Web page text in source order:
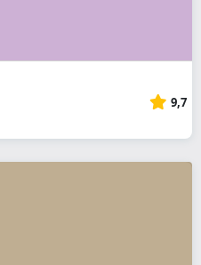
9,7